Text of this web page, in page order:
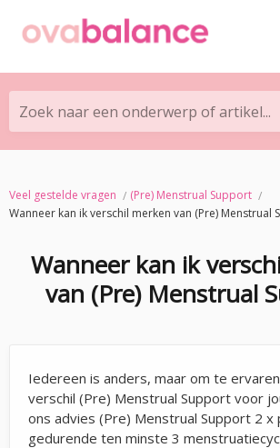
Zoek naar een onderwerp of artikel...
Veel gestelde vragen
(Pre) Menstrual Support
Wanneer kan ik verschil merken van (Pre) Menstrual
Wanneer kan ik
van (Pre) Menstrual
Iedereen is anders, maar om te
verschil (Pre) Menstrual Support voor
ons advies (Pre) Menstrual Support 2 x
gedurende ten minste 3